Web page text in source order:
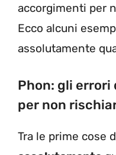
accorgimenti per
Ecco alcuni
assolutamente
Phon: gli errori
per non
Tra le prime cose